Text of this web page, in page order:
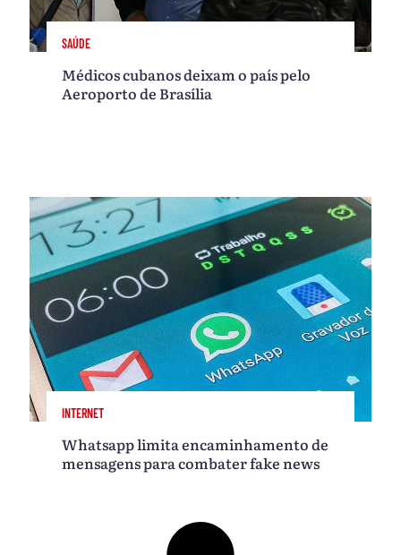
SAÚDE
Médicos cubanos deixam o país pelo
Aeroporto de Brasília
INTERNET
Whatsapp limita encaminhamento de
mensagens para combater fake news